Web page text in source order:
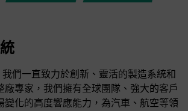
們一直致力於創新、靈活的製造系統和
廠專家，我們擁有全球團隊、強大的客戶
變化的高度響應能力，為汽車、航空等領